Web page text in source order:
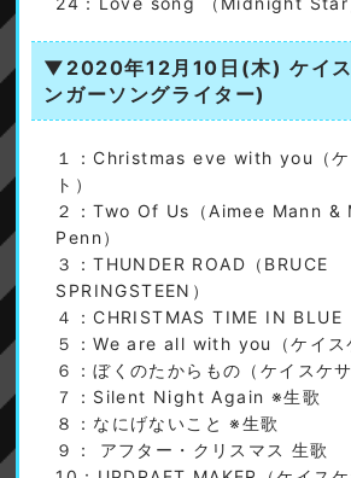
▼2020年12月10日(木) ケイ
ンガーソングライター)
１：Christmas eve with you（ケ
ト）
２：Two Of Us（Aimee Mann &
Penn）
３：THUNDER ROAD（BRUCE
SPRINGSTEEN）
４：CHRISTMAS TIME IN BLUE
５：We are all with you（ケイス
６：ぼくのたからもの（ケイスケサ
７：Silent Night Again ※生歌
８：なにげないこと ※生歌
９： アフター・クリスマス 生歌